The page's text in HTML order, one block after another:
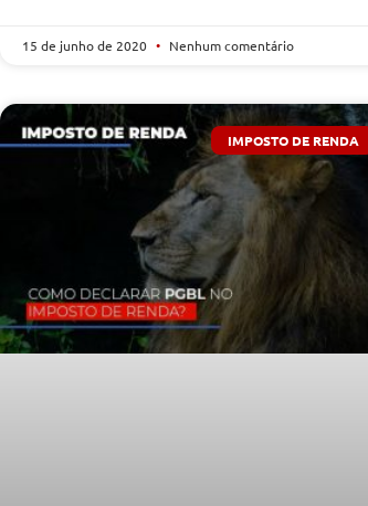
15 de junho de 2020 Nenhum comentário
IMPOSTO DE RENDA